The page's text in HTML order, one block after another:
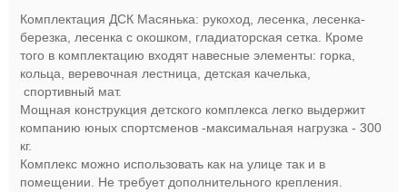
Комплектация ДСК Масянька: рукоход, лесенка, лесенка-
березка, лесенка с окошком, гладиаторская сетка. Кроме
того в комплектацию входят навесные элементы: горка,
кольца, веревочная лестница, детская качелька,
спортивный мат.
Мощная конструкция детского комплекса легко выдержит
компанию юных спортсменов -максимальная нагрузка - 300
кг.
Комплекс можно использовать как на улице так и в
помещении. Не требует дополнительного крепления.